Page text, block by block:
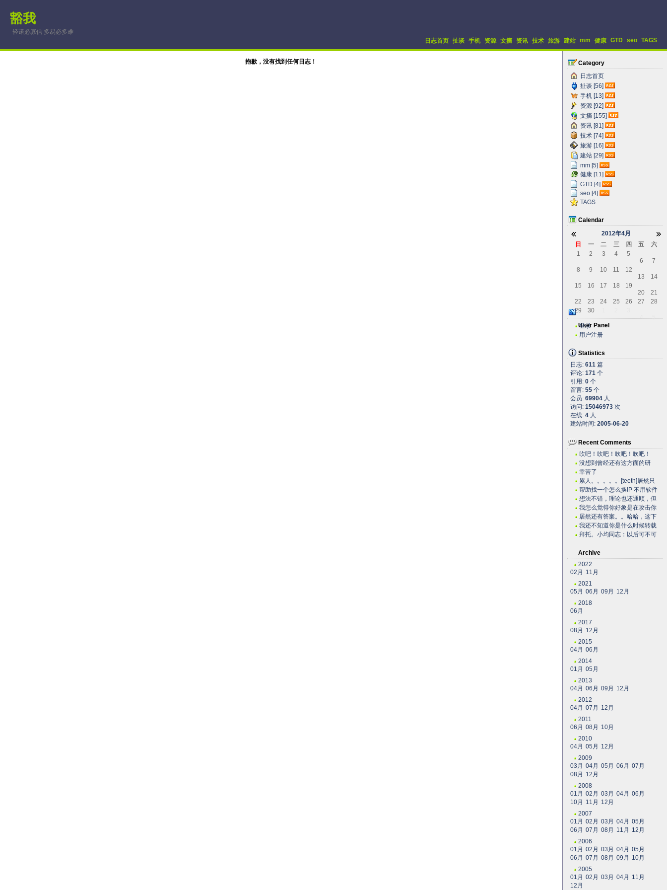
豁我
轻诺必寡信 多易必多难
日志首页 扯谈 手机 资源 文摘 资讯 技术 旅游 建站 mm 健康 GTD seo TAGS
抱歉，没有找到任何日志！
Category
日志首页
扯谈 [56]
手机 [13]
资源 [92]
文摘 [155]
资讯 [81]
技术 [74]
旅游 [16]
建站 [29]
mm [5]
健康 [11]
GTD [4]
seo [4]
TAGS
Calendar
2012年4月
日
一 二 三 四 五
六
1
2 3 4
5
6
7
8
9 10 11
12
13
14
15
16 17 18
19
20
21
22
23 24 25 26 27
28
29
30
4
5
User Panel
登录
用户注册
Statistics
日志: 611 篇
评论: 171 个
引用: 0 个
留言: 55 个
会员: 69904 人
访问: 15046973 次
在线: 4 人
建站时间: 2005-06-20
Recent Comments
吹吧！吹吧！吹吧！吹吧！
没想到曾经还有这方面的研
究，很不错。
幸苦了
~~~~~~~~~~~~~~~~~~~·
累人。。。。。[teeth]居然只
有老子一个人关心...
帮助找一个怎么换IP 不用软件
自己用代码实现...
想法不错，理论也还通顺，但
是我估计实际操作有困难。...
我怎么觉得你好象是在攻击你
自己？？？。。。。。。。...
居然还有答案。。哈哈，这下
我可以拿这些问题去考考我...
我还不知道你是什么时候转载
的有这么高笑的东西呢。今...
拜托。小均同志：以后可不可
Archive
2022
02月
11月
2021
05月 06月 09月
12月
2018
06月
2017
08月
12月
2015
04月 06月
2014
01月 05月
2013
04月 06月 09月
12月
2012
04月 07月
12月
2011
06月 08月
10月
2010
04月 05月
12月
2009
03月 04月 05月 06月 07月
08月
12月
2008
01月 02月 03月 04月 06月
10月
11月
12月
2007
01月 02月 03月 04月 05月
06月 07月 08月 11月
12月
2006
01月 02月 03月 04月 05月
06月 07月 08月 09月
10月
2005
01月 02月 03月 04月
11月
12月